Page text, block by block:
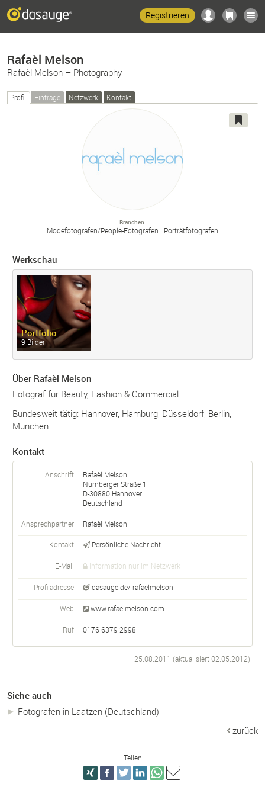
Registrieren
Rafaèl Melson
Rafaèl Melson – Photography
Profil Einträge Netzwerk Kontakt
Branchen
Modefotografen/People-Fotografen Porträtfotografen
Werkschau
Portfolio
9 Bilder
Über Rafaèl Melson
Fotograf für Beauty, Fashion & Commercial.
Bundesweit tätig: Hannover, Hamburg, Düsseldorf, Berlin,
München.
Kontakt
Anschrift
Rafaèl Melson
Nürnberger Straße 1
D-30880 Hannover
Deutschland
Ansprechpartner Rafaèl Melson
Kontakt Persönliche Nachricht
E-Mail Information nur im Netzwerk
Profiladresse dasauge.de/-rafaelmelson
Web www.rafaelmelson.com
Ruf 0176 6379 2998
25.08.2011 (aktualisiert02.05.2012)
Siehe auch
Fotografen in Laatzen (Deutschland)
zurück
Teilen